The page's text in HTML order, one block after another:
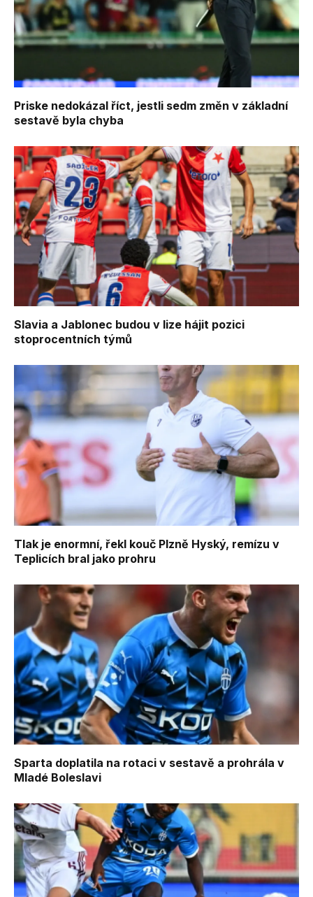
Priske nedokázal říct, jestli sedm změn v základní
sestavě byla chyba
Slavia a Jablonec budou v lize hájit pozici
stoprocentních týmů
Tlak je enormní, řekl kouč Plzně Hyský, remízu v
Teplicích bral jako prohru
Sparta doplatila na rotaci v sestavě a prohrála v
Mladé Boleslavi